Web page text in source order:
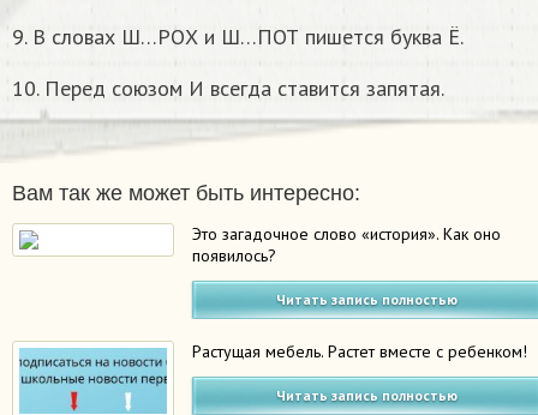
9. В словах Ш…РОХ и Ш…ПОТ пишется буква Ё.
10. Перед союзом И всегда ставится запятая.
Вам так же может быть интересно:
Это загадочное слово «история». Как оно
появилось?
Читать запись полностью
Растущая мебель. Растет вместе с ребенком!
Читать запись полностью